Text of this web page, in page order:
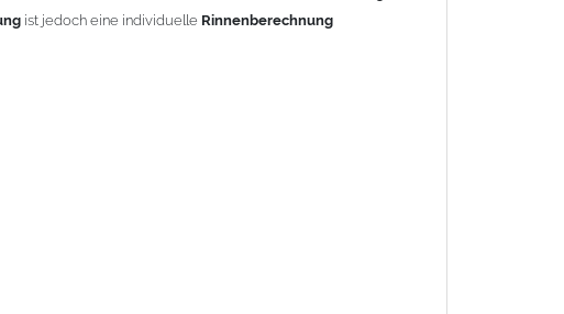
ist jedoch eine individuelle Rinnenberechnung